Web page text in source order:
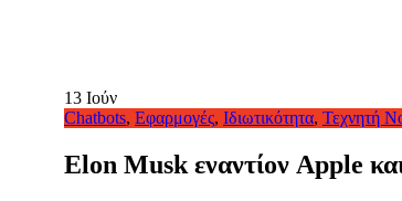
13 Ιούν
Chatbots, Εφαρμογές, Ιδιωτικότητα, Τεχνητή
Elon Musk εναντίον Apple